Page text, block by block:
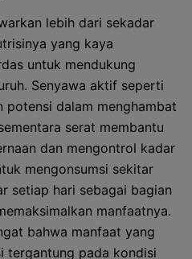
lebih dari sekadar
yang kaya
untuk mendukung
Senyawa aktif seperti
potensi dalam menghambat
serat membantu
dan mengontrol kadar
mengonsumsi sekitar
setiap hari sebagai bagian
manfaatnya.
bahwa manfaat yang
tergantung pada kondisi